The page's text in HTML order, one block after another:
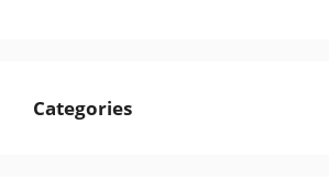
Categories